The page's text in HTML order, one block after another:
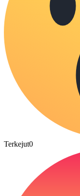
Terkejut0